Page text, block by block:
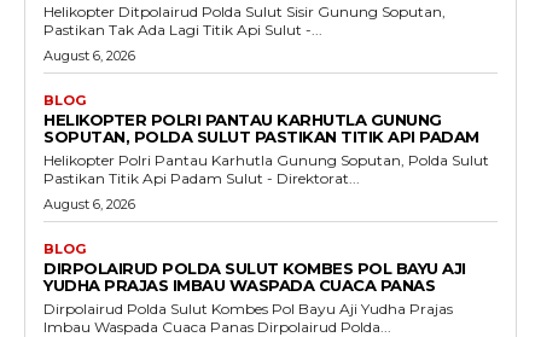
Helikopter Ditpolairud Polda Sulut Sisir Gunung Soputan,
Pastikan Tak Ada Lagi Titik Api Sulut -...
August 6, 2026
BLOG
HELIKOPTER POLRI PANTAU KARHUTLA GUNUNG
SOPUTAN, POLDA SULUT PASTIKAN TITIK API PADAM
Helikopter Polri Pantau Karhutla Gunung Soputan, Polda Sulut
Pastikan Titik Api Padam Sulut - Direktorat...
August 6, 2026
BLOG
DIRPOLAIRUD POLDA SULUT KOMBES POL BAYU AJI
YUDHA PRAJAS IMBAU WASPADA CUACA PANAS
Dirpolairud Polda Sulut Kombes Pol Bayu Aji Yudha Prajas
Imbau Waspada Cuaca Panas Dirpolairud Polda...